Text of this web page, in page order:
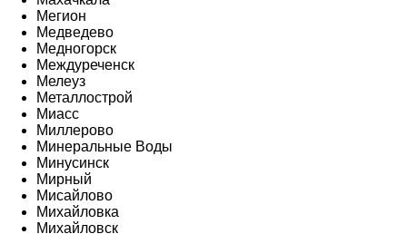
Мегион
Медведево
Медногорск
Междуреченск
Мелеуз
Металлострой
Миасс
Миллерово
Минеральные Воды
Минусинск
Мирный
Мисайлово
Михайловка
Михайловск